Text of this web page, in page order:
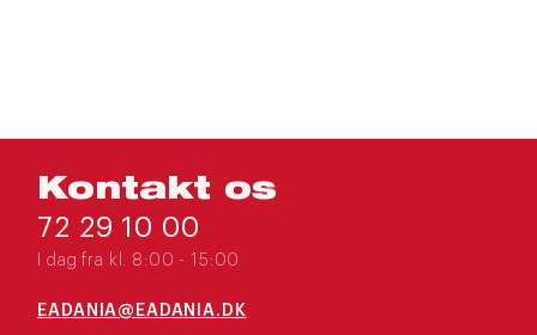
Kontakt os
72 29 10 00
I dag fra kl. 8:00 - 15:00
EADANIA@EADANIA.DK